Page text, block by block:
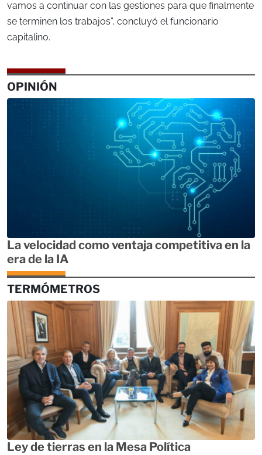
vamos a continuar con las gestiones para que finalmente
se terminen los trabajos”, concluyó el funcionario
capitalino.
OPINIÓN
La velocidad como ventaja competitiva en la
era de la IA
TERMÓMETROS
Ley de tierras en la Mesa Política